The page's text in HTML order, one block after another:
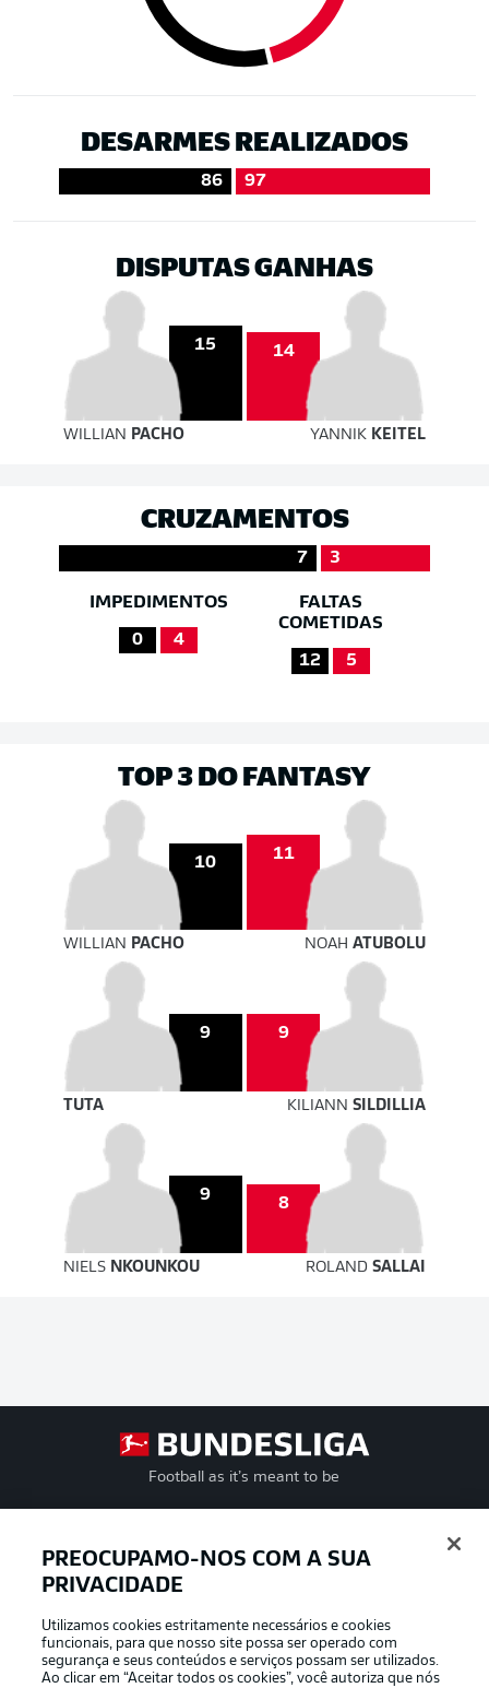
DESARMES REALIZADOS
86 97
DISPUTAS GANHAS
15 14
WILLIAN PACHO YANNIK KEITEL
CRUZAMENTOS
7 3
IMPEDIMENTOS
0 4
FALTAS
COMETIDAS
12 5
TOP 3 DO FANTASY
10 11
WILLIAN PACHO NOAHATUBOLU
9 9
TUTA KILIANNSILDILLIA
9 8
NIELS NKOUNKOU ROLANDSALLAI
Football as it’s meant to be
APLICATIVO DA BUNDESLIGA
PREOCUPAMO-NOS COM A SUA
PRIVACIDADE
Utilizamos cookies estritamente necessários e cookies
funcionais, para que nosso site possa ser operado com
segurança e seus conteúdos e serviços possam ser utilizados.
Ao clicar em “Aceitar todos os cookies”, você autoriza que nós